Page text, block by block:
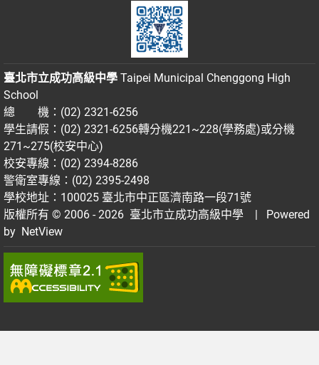
臺北市立成功高級中學 Taipei Municipal Chenggong High
School
總 機：(02) 2321-6256
學生請假：(02) 2321-6256轉分機221~228(學務處)或分機
271~275(校安中心)
校安專線：(02) 2394-8286
警衛室專線：(02) 2395-2498
學校地址：100025 臺北市中正區濟南路一段71號
版權所有 © 2006 - 2026 臺北市立成功高級中學
| Powered
by NetView